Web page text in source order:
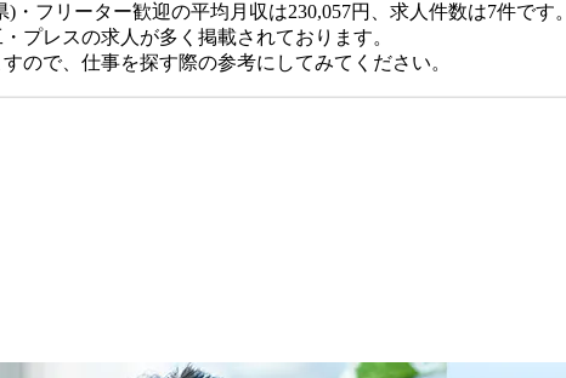
フリーター歓迎の平均月収は230,057円、求人件数は7件です。
プレスの求人が多く掲載されております。
ので、仕事を探す際の参考にしてみてください。